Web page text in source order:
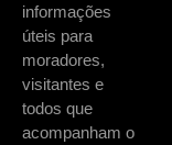
informações
úteis para
moradores,
visitantes e
todos que
acompanham o